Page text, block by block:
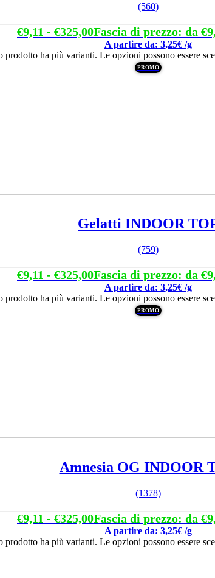
(560)
€9,11 - €325,00Fascia di prezzo: da
A partire da: 3,25€ /g
prodotto ha più varianti. Le opzioni possono essere
PROMO
Gelatti INDOOR
(759)
€9,11 - €325,00Fascia di prezzo: da
A partire da: 3,25€ /g
prodotto ha più varianti. Le opzioni possono essere
PROMO
Amnesia OG INDOOR
(1378)
€9,11 - €325,00Fascia di prezzo: da
A partire da: 3,25€ /g
prodotto ha più varianti. Le opzioni possono essere